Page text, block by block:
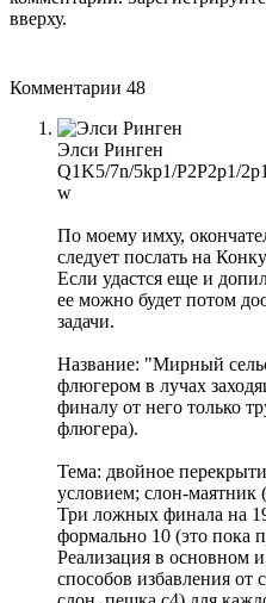
вверху.
Комментарии 48
Элси Ринген
Q1K5/7n/5kp1/P2P2p1/
w
По моему имху,
следует послать на
Если удастся еще и
ее можно будет потом
задачи.
Название: "Мирный
флюгером в лучах
финалу от него только
флюгера).
Тема: двойное
условием; слон-маятник
Три ложных финала на
формально 10 (это пока
Реализация в основном
способов избавления